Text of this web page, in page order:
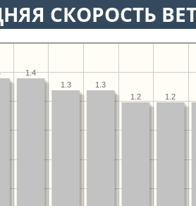
СКОРОСТЬ
1.2
1.2
1.3
1.3
1.4